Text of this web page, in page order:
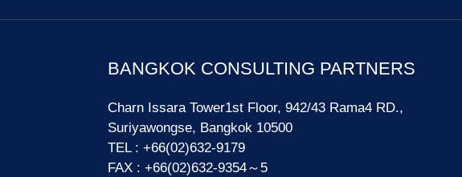
BANGKOK CONSULTING PARTNERS
Charn Issara Tower1st Floor, 942/43 Rama4 RD.,
Suriyawongse, Bangkok 10500
TEL : +66(02)632-9179
FAX : +66(02)632-9354～5